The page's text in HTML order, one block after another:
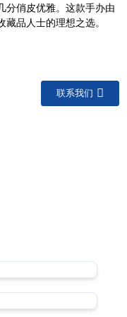
分俏皮优雅。这款手办由
品人士的理想之选。
联系我们